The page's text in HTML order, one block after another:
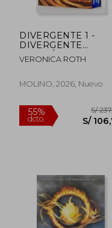
DIVERGENTE 1 -
DIVERGENTE
(EDICIÓN ESPECIAL)
VERONICA ROTH
MOLINO, 2026, Nuevo